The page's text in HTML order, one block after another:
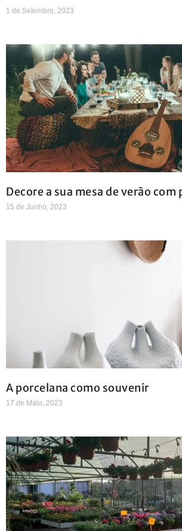
1 de Setembro, 2023
Decore a sua mesa de verão com
15 de Junho, 2023
A porcelana como souvenir
17 de Maio, 2023